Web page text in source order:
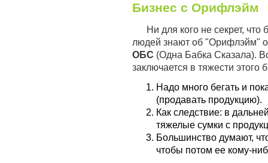
Бизнес с Орифлэйм
Ни для кого не секрет, что
людей знают об "Орифлэйм"
ОБС (Одна Бабка Сказала).
заключается в тяжести этого
Надо много бегать и
(продавать продукцию).
Как следствие: в
тяжелые сумки с
Большинство думают,
чтобы потом ее кому-